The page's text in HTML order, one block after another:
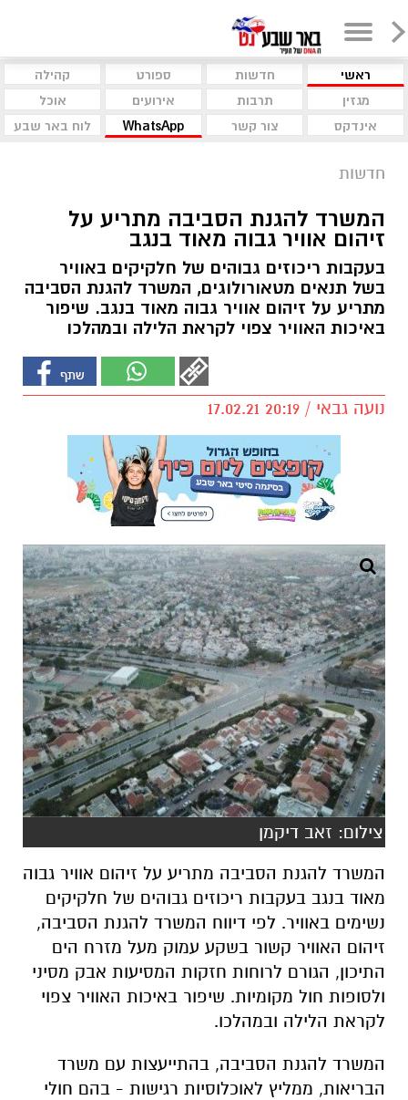
ראשי חדשות ספורט
קהילה
מגזין
תרבות אירועים
אוכל
אינדקס
צור קשר WhatsApp לוח באר שבע
חדשות
המשרד להגנת הסביבה מתריע על
זיהום אוויר גבוה מאוד בנגב
בעקבות ריכוזים גבוהים של חלקיקים באוויר
בשל תנאים מטאורולוגים, המשרד להגנת הסביבה
מתריע על זיהום אוויר גבוה מאוד בנגב. שיפור
באיכות האוויר צפוי לקראת הלילה ובמהלכו
נועה גבאי / 20:19 17.02.21
צילום: זאב דיקמן
המשרד להגנת הסביבה מתריע על זיהום אוויר גבוה
מאוד בנגב בעקבות ריכוזים גבוהים של חלקיקים
נשימים באוויר. לפי דיווח המשרד להגנת הסביבה,
זיהום האוויר קשור בשקע עמוק מעל מזרח הים
התיכון, הגורם לרוחות חזקות המסיעות אבק מסיני
ולסופות חול מקומיות. שיפור באיכות האוויר צפוי
לקראת הלילה ובמהלכו.
המשרד להגנת הסביבה, בהתייעצות עם משרד
הבריאות, ממליץ לאוכלוסיות רגישות - בהם חולי